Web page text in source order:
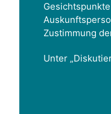
Zustimmung
Unter